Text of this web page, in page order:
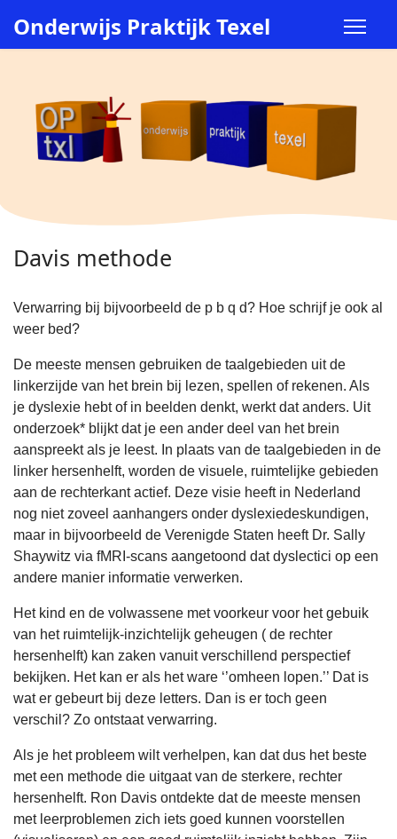
Onderwijs Praktijk Texel
Davis methode
Verwarring bij bijvoorbeeld de p b q d? Hoe schrijf je ook al
weer bed?
De meeste mensen gebruiken de taalgebieden uit de
linkerzijde van het brein bij lezen, spellen of rekenen. Als
je dyslexie hebt of in beelden denkt, werkt dat anders. Uit
onderzoek* blijkt dat je een ander deel van het brein
aanspreekt als je leest. In plaats van de taalgebieden in de
linker hersenhelft, worden de visuele, ruimtelijke gebieden
aan de rechterkant actief. Deze visie heeft in Nederland
nog niet zoveel aanhangers onder dyslexiedeskundigen,
maar in bijvoorbeeld de Verenigde Staten heeft Dr. Sally
Shaywitz via fMRI-scans aangetoond dat dyslectici op een
andere manier informatie verwerken.
Het kind en de volwassene met voorkeur voor het gebuik
van het ruimtelijk-inzichtelijk geheugen ( de rechter
hersenhelft) kan zaken vanuit verschillend perspectief
bekijken. Het kan er als het ware ‘’omheen lopen.’’ Dat is
wat er gebeurt bij deze letters. Dan is er toch geen
verschil? Zo ontstaat verwarring.
Als je het probleem wilt verhelpen, kan dat dus het beste
met een methode die uitgaat van de sterkere, rechter
hersenhelft. Ron Davis ontdekte dat de meeste mensen
met leerproblemen zich iets goed kunnen voorstellen